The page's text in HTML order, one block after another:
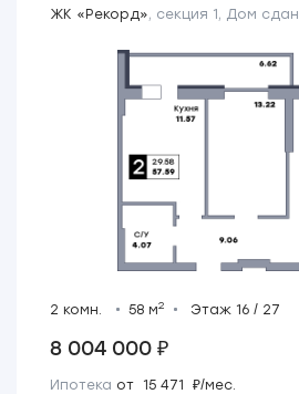
ЖК «Рекорд», секция 1 , Дом сдан
2 комн. 58 м2 Этаж 16 / 27
8 004 000 ₽
Ипотека от 15 471 ₽/мес.